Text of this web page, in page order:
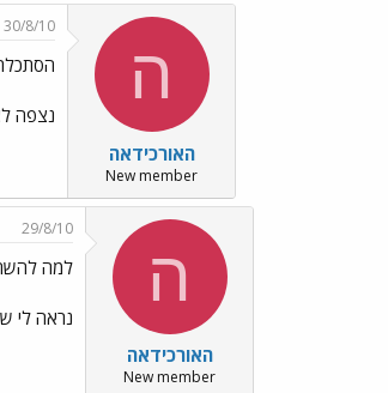
ה
האורכידאה
New member
30/8/10
נצפה
ה
האורכידאה
New member
29/8/10
למה
נראה לי